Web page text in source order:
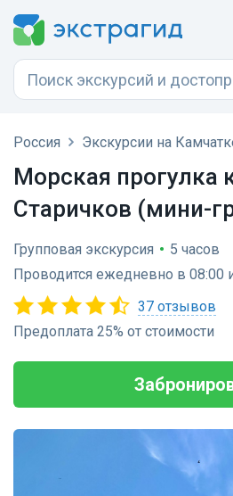
Россия Экскурсии на
Морская прогулка
Старичков (мини-
Групповая экскурсия • 5 часов
Проводится ежедневно в 08:00
37 отзывов
Предоплата 25% от стоимости